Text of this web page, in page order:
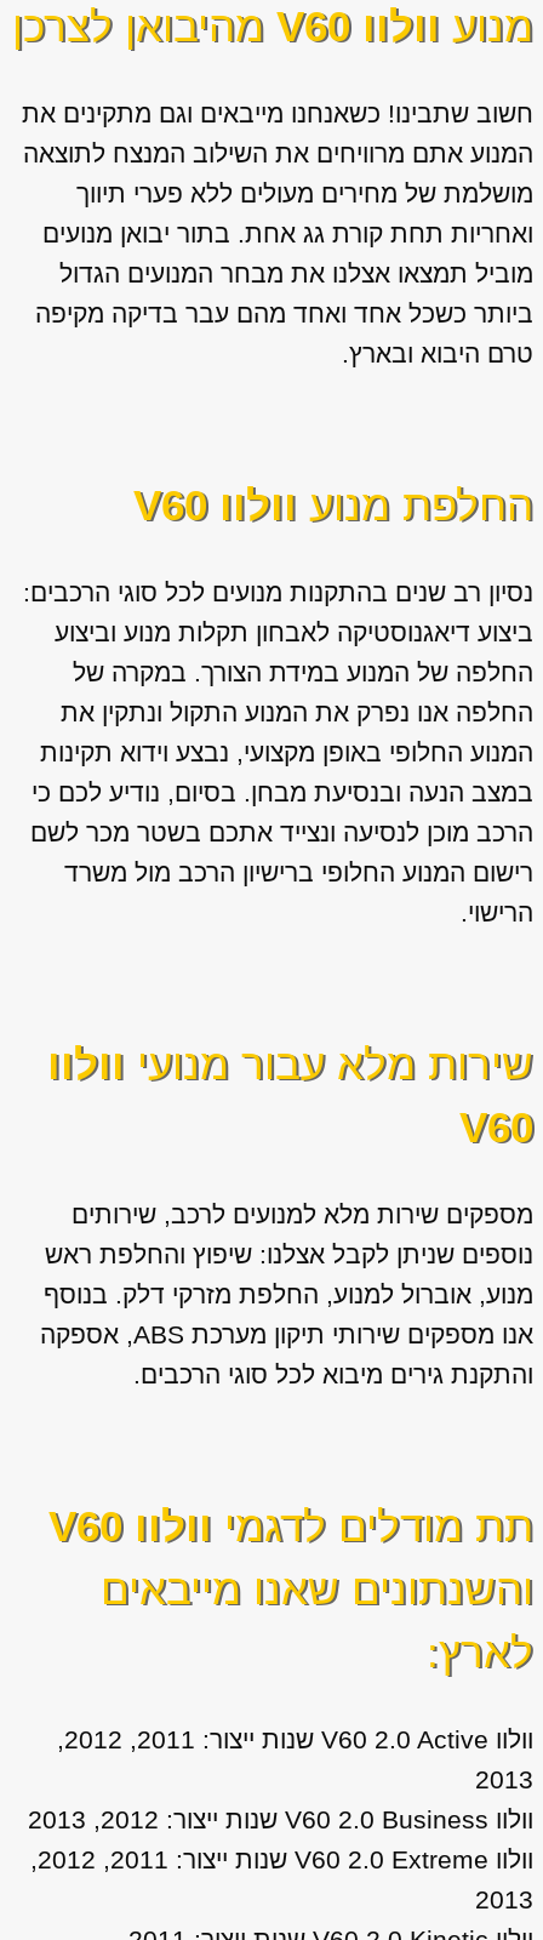
מנוע וולוו V60 מהיבואן לצרכן
חשוב שתבינו! כשאנחנו מייבאים וגם מתקינים את
המנוע אתם מרוויחים את השילוב המנצח לתוצאה
מושלמת של מחירים מעולים ללא פערי תיווך
ואחריות תחת קורת גג אחת. בתור יבואן מנועים
מוביל תמצאו אצלנו את מבחר המנועים הגדול
ביותר כשכל אחד ואחד מהם עבר בדיקה מקיפה
טרם היבוא ובארץ.
החלפת מנוע וולוו V60
נסיון רב שנים בהתקנות מנועים לכל סוגי הרכבים:
ביצוע דיאגנוסטיקה לאבחון תקלות מנוע וביצוע
החלפה של המנוע במידת הצורך. במקרה של
החלפה אנו נפרק את המנוע התקול ונתקין את
המנוע החלופי באופן מקצועי, נבצע וידוא תקינות
במצב הנעה ובנסיעת מבחן. בסיום, נודיע לכם כי
הרכב מוכן לנסיעה ונצייד אתכם בשטר מכר לשם
רישום המנוע החלופי ברישיון הרכב מול משרד
הרישוי.
שירות מלא עבור מנועי וולוו
V60
מספקים שירות מלא למנועים לרכב, שירותים
נוספים שניתן לקבל אצלנו: שיפוץ והחלפת ראש
מנוע, אוברול למנוע, החלפת מזרקי דלק. בנוסף
אנו מספקים שירותי תיקון מערכת ABS, אספקה
והתקנת גירים מיבוא לכל סוגי הרכבים.
תת מודלים לדגמי וולוו V60
והשנתונים שאנו מייבאים
לארץ:
וולוו V60 2.0 Active שנות ייצור: 2011, 2012,
2013
וולוו V60 2.0 Business שנות ייצור: 2012, 2013
וולוו V60 2.0 Extreme שנות ייצור: 2011, 2012,
2013